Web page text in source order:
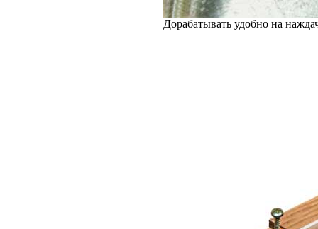
Дорабатывать удобно на